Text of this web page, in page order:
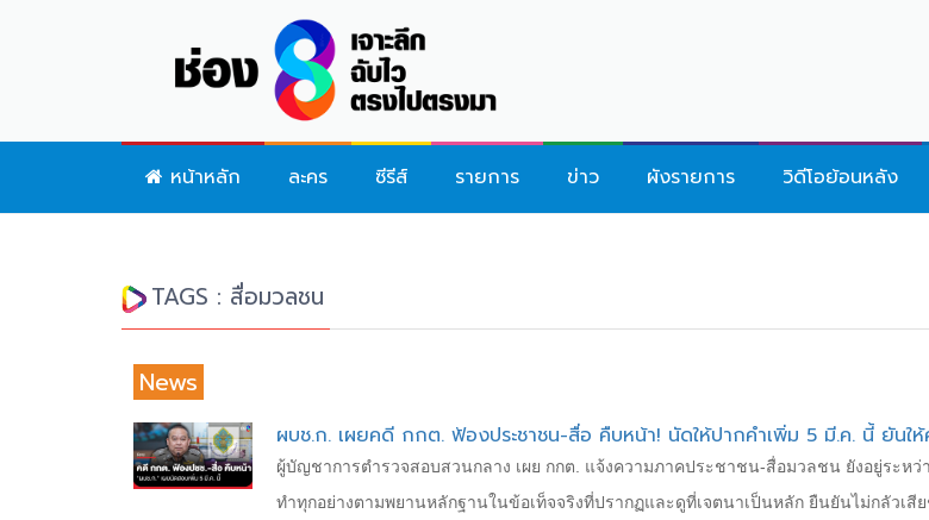
หน้าหลัก ละคร ซีรีส์ รายการ ข่าว ผังรายการ วิดีโอย้อนหลัง
TAGS : สื่อมวลชน
News
ผบช.ก. เผยคดี กกต. ฟ้องประชาชน-สื่อ คืบหน้า! นัดให้ปากคำเพิ่ม 5 มี.ค. นี้ ยันให้
ผู้บัญชาการตำรวจสอบสวนกลาง เผย กกต. แจ้งความภาคประชาชน-สื่อมวลชน ยังอยู่ระห
ทำทุกอย่างตามพยานหลักฐานในข้อเท็จจริงที่ปรากฏและดูที่เจตนาเป็นหลัก ยืนยันไม่กลัวเสี